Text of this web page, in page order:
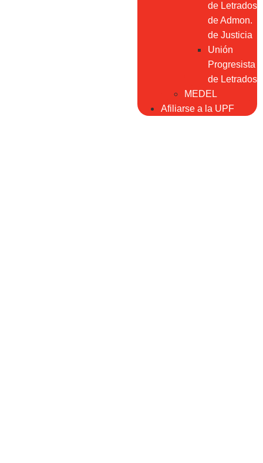
de Letrados
de Admon.
de Justicia
Unión
Progresista
de Letrados
MEDEL
Afiliarse a la UPF